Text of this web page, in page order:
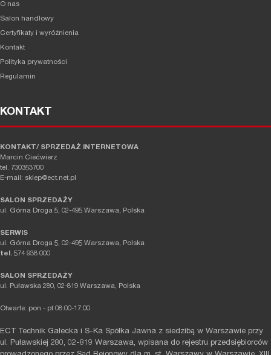
O nas
Salon handlowy
Certyfikaty i wyróżnienia
Kontakt
Polityka prywatności
Regulamin
KONTAKT
KONTAKT/ SPRZEDAŻ INTERNETOWA
Marcin Ciećwierz
tel. 730353700
E-mail: sklep@ect.net.pl
SALON SPRZEDAŻY
ul. Górna Droga 5, 02-495 Warszawa, Polska
SERWIS
ul. Górna Droga 5, 02-495 Warszawa, Polska
tel. 574 938 000
SALON SPRZEDAŻY
ul. Puławska 280, 02-819 Warszawa, Polska
Otwarte: pon - pt 08:00-17:00
ECT Technik Gałecka i S-Ka Spółka Jawna z siedzibą w Warszawie przy
ul. Puławskiej 280, 02-819 Warszawa, wpisana do rejestru przedsiębiorców